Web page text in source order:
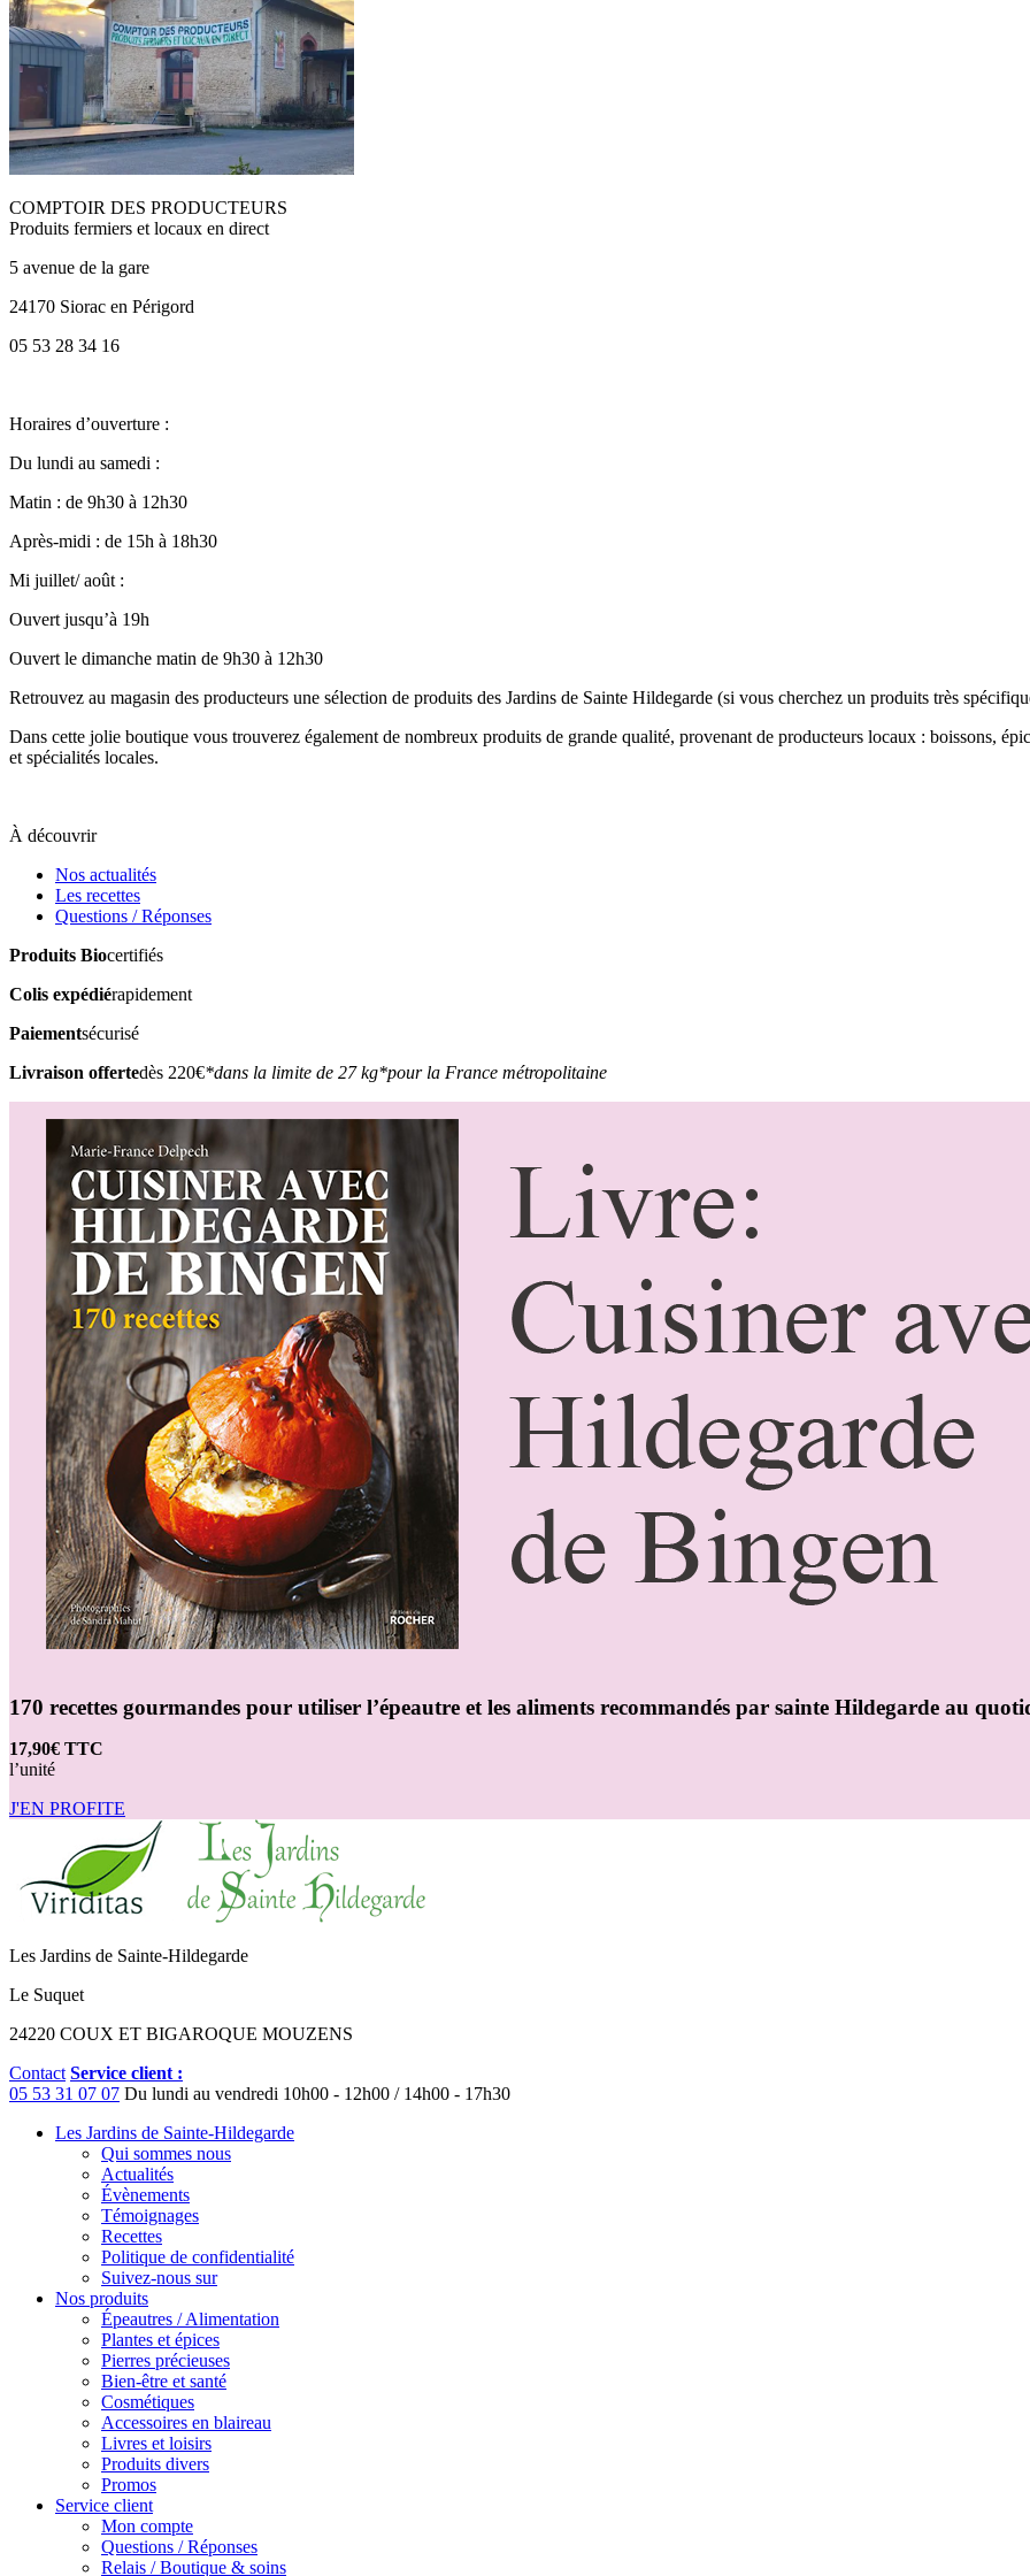
COMPTOIR DES PRODUCTEURS
Produits fermiers et locaux en direct
5 avenue de la gare
24170 Siorac en Périgord
05 53 28 34 16
Horaires d’ouverture :
Du lundi au samedi :
Matin : de 9h30 à 12h30
Après-midi : de 15h à 18h30
Mi juillet/ août :
Ouvert jusqu’à 19h
Ouvert le dimanche matin de 9h30 à 12h30
Retrouvez au magasin des producteurs une sélection de produits des Jardins de Sainte Hildegarde (si vous cherchez un produits très
Dans cette jolie boutique vous trouverez également de nombreux produits de grande qualité, provenant de producteurs locaux : boissons,
et spécialités locales.
À découvrir
Nos actualités
Les recettes
Questions / Réponses
Produits Biocertifiés
Colis expédiérapidement
Paiementsécurisé
Livraison offertedès 220€*dans la limite de 27 kg*pour la France métropolitaine
170 recettes gourmandes pour utiliser l’épeautre et les aliments recommandés par sainte Hildegarde au
17,90€ TTC
l’unité
J'EN PROFITE
Les Jardins de Sainte-Hildegarde
Le Suquet
24220 COUX ET BIGAROQUE MOUZENS
Contact Service client :
05 53 31 07 07 Du lundi au vendredi 10h00 - 12h00 / 14h00 - 17h30
Les Jardins de Sainte-Hildegarde
Qui sommes nous
Actualités
Évènements
Témoignages
Recettes
Politique de confidentialité
Suivez-nous sur
Nos produits
Épeautres / Alimentation
Plantes et épices
Pierres précieuses
Bien-être et santé
Cosmétiques
Accessoires en blaireau
Livres et loisirs
Produits divers
Promos
Service client
Mon compte
Questions / Réponses
Relais / Boutique & soins